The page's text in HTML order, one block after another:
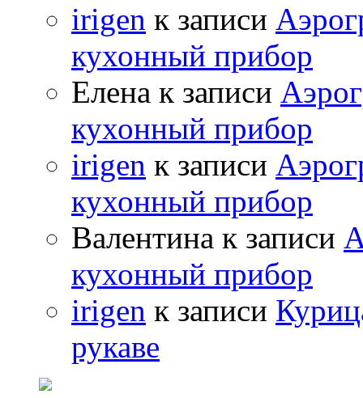
irigen к записи
кухонный прибор
Елена к записи
кухонный прибор
irigen к записи
кухонный прибор
Валентина к записи
кухонный прибор
irigen к записи
рукаве